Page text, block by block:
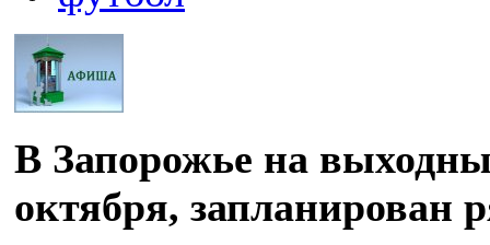
В Запорожье на
октября, запланирован